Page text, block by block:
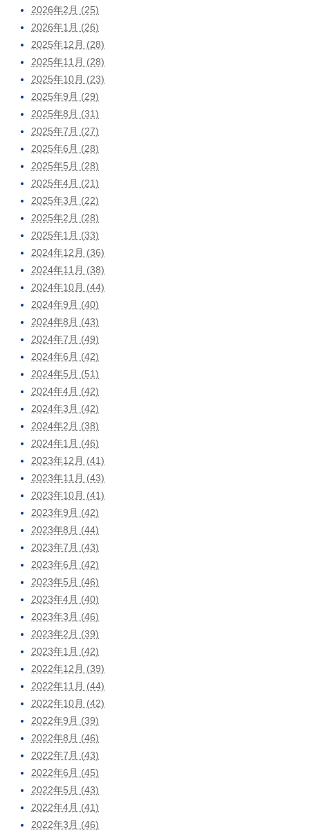
2026年2月 (25)
2026年1月 (26)
2025年12月 (28)
2025年11月 (28)
2025年10月 (23)
2025年9月 (29)
2025年8月 (31)
2025年7月 (27)
2025年6月 (28)
2025年5月 (28)
2025年4月 (21)
2025年3月 (22)
2025年2月 (28)
2025年1月 (33)
2024年12月 (36)
2024年11月 (38)
2024年10月 (44)
2024年9月 (40)
2024年8月 (43)
2024年7月 (49)
2024年6月 (42)
2024年5月 (51)
2024年4月 (42)
2024年3月 (42)
2024年2月 (38)
2024年1月 (46)
2023年12月 (41)
2023年11月 (43)
2023年10月 (41)
2023年9月 (42)
2023年8月 (44)
2023年7月 (43)
2023年6月 (42)
2023年5月 (46)
2023年4月 (40)
2023年3月 (46)
2023年2月 (39)
2023年1月 (42)
2022年12月 (39)
2022年11月 (44)
2022年10月 (42)
2022年9月 (39)
2022年8月 (46)
2022年7月 (43)
2022年6月 (45)
2022年5月 (43)
2022年4月 (41)
2022年3月 (46)